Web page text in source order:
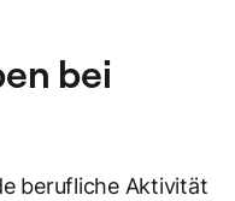
bei
berufliche Aktivität